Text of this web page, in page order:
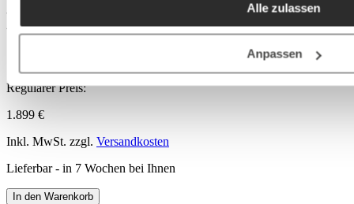
Alle zulassen
Anpassen
KAVE HOME Gartensofa
Regulärer Preis:
1.899 €
Inkl. MwSt. zzgl. Versandkosten
Lieferbar - in 7 Wochen bei Ihnen
In den Warenkorb